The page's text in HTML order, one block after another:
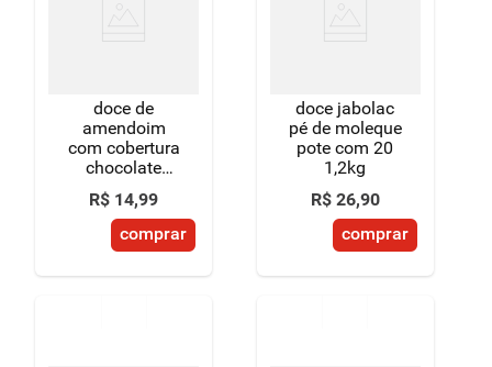
doce de
amendoim
com cobertura
chocolate
paçoquita
chocoberta
caixa 144g 8
unidades
R$ 14,99
comprar
doce jabolac
pé de moleque
pote com 20
1,2kg
R$ 26,90
comprar